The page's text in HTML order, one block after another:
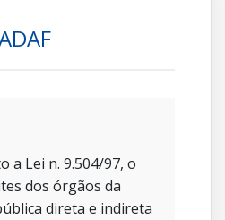
a Lei n. 9.504/97, o
dos órgãos da
direta e indireta